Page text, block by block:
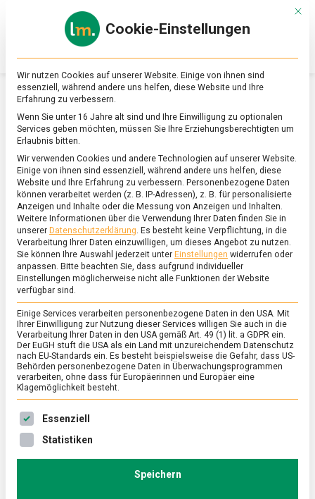
Online-
Magazin
zu
&
Ernährung
SCHLAGWORT:THÜRINGER KLÖSSE
FEATURED/WISSEN
Thüringer Klöße müssen’s sein
6. Januar 2023 Johannes
Thüringer
Kartoffelklöße gehören zum grünen Herzen
Deutschlands ebenso wie zu Rotkohl und Braten im
Heichelheimer Kloßwelt bei Weimar.
Mit
Cookie-Einstellungen
Wir nutzen Cookies auf unserer Website. Einige von ihnen sind
essenziell, während andere uns helfen, diese Website und Ihre
Erfahrung zu verbessern.
Wenn Sie unter 16 Jahre alt sind und Ihre Einwilligung zu optionalen
Services geben möchten, müssen Sie Ihre Erziehungsberechtigten um
Erlaubnis bitten.
Wir verwenden Cookies und andere Technologien auf unserer Website.
Einige von ihnen sind essenziell, während andere uns helfen, diese
Website und Ihre Erfahrung zu verbessern. Personenbezogene Daten
können verarbeitet werden (z. B. IP-Adressen), z. B. für personalisierte
Anzeigen und Inhalte oder die Messung von Anzeigen und Inhalten.
Weitere Informationen über die Verwendung Ihrer Daten finden Sie in
unserer Datenschutzerklärung. Es besteht keine Verpflichtung, in die
Verarbeitung Ihrer Daten einzuwilligen, um dieses Angebot zu nutzen.
Sie können Ihre Auswahl jederzeit unter Einstellungen widerrufen oder
anpassen. Bitte beachten Sie, dass aufgrund individueller
Einstellungen möglicherweise nicht alle Funktionen der Website
verfügbar sind.
Einige Services verarbeiten personenbezogene Daten in den USA. Mit
Ihrer Einwilligung zur Nutzung dieser Services willigen Sie auch in die
Verarbeitung Ihrer Daten in den USA gemäß Art. 49 (1) lit. a GDPR ein.
Der EuGH stuft die USA als ein Land mit unzureichendem Datenschutz
nach EU-Standards ein. Es besteht beispielsweise die Gefahr, dass US-
Behörden personenbezogene Daten in Überwachungsprogrammen
verarbeiten, ohne dass für Europäerinnen und Europäer eine
Klagemöglichkeit besteht.
Es folgt eine Liste der Service-Gruppen, für die eine
Essenziell
Statistiken
Speichern